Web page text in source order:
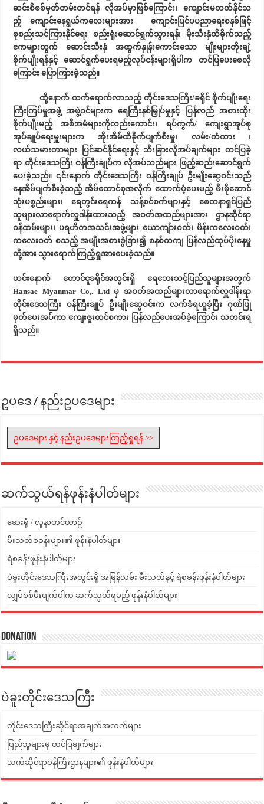
ဆင်းစိစစ်မှတ်တမ်းတင်ရန် လိုအပ်မှာဖြစ်ကြောင်း၊ ကျောင်းမတတ်နိုင်သ
ည့် ကျောင်းနေရွယ်ကလေးများအား ကျောင်းပြင်ပပညာရေးစနစ်ဖြင့်
စုစည်းသင်ကြားနိုင်ရေး စည်းရုံးဆောင်ရွက်သွားရန်၊ မိုးသီးနှံထိခိုက်သည့်
ဧကများတွက် ဆောင်းသီးနှံ အထွက်နှုန်းကောင်းသော မျိုးများတိုးချဲ့
စိုက်ပျိုးရန်နှင့် ဆောင်ရွက်ပေးရမည့်လုပ်ငန်းများရှိပါက တင်ပြပေးစေလို
ကြောင်း ပြောကြားခဲ့သည်။
ထို့နောက် တက်ရောက်လာသည့် တိုင်းဒေသကြီး/ခရိုင် စိုက်ပျိုးရေး
ကြီးကြပ်မှုအဖွဲ့ အဖွဲ့ဝင်များက ရေကြီးနစ်မြှုပ်မှုနှင့် ပြန်လည် အစားထိုး
စိုက်ပျိုးမည့် အစီအမံများကိုလည်းကောင်း၊ ရပ်ကွက်/ ကျေးရွာအုပ်စု
အုပ်ချုပ်ရေးမှူးများက အိုးအိမ်ထိခိုက်ပျက်စီးမှု၊ လမ်း/တံတား ၊
လယ်သမားတာများ ပြင်ဆင်နိုင်ရေးနှင့် သီးခြားလိုအပ်ချက်များ တင်ပြခဲ့
ရာ တိုင်းဒေသကြီး ဝန်ကြီးချုပ်က လိုအပ်သည်များ ဖြည့်ဆည်းဆောင်ရွက်
ပေးခဲ့သည်။ ၎င်းနောက် တိုင်းဒေသကြီး ဝန်ကြီးချုပ် ဦးမျိုးဆွေဝင်းသည်
နေအိမ်ပျက်စီးခဲ့သည့် အိမ်ထောင်စုအလိုက် ထောက်ပံ့ပေးမည့် မီးဖိုဆောင်
သုံးပစ္စည်းများ၊ ရေတွင်းရေကန် သန့်စင်စက်များနှင့် စေတနာရှင်ပြည်
သူများလာရောက်လှူဒါန်းထားသည့် အဝတ်အထည်များအား ဌာနဆိုင်ရာ
ဝန်ထမ်းများ၊ ပရဟိတအသင်းအဖွဲ့များ ယောကျ်ားဝတ်၊ မိန်းကလေးဝတ်၊
ကလေးဝတ် စသည့် အမျိုးအစားခွဲခြား၍ စနစ်တကျ ပြန်လည်ထုပ်ပိုးနေမှု
တို့အား သွားရောက်ကြည့်ရှုအားပေးခဲ့သည်။
ယင်းနောက် တောင်ငူခရိုင်အတွင်းရှိ ရေဘေးသင့်ပြည်သူများအတွက်
Hansae Myanmar Co,. Ltd မှ အဝတ်အထည်များလာရောက်လှူဒါန်းရာ
တိုင်းဒေသကြီး ဝန်ကြီးချုပ် ဦးမျိုးဆွေဝင်းက လက်ခံရယူခဲ့ပြီး ဂုဏ်ပြု
မှတ်ပေးအပ်ကာ ကျေးဇူးတင်စကား ပြန်လည်ပေးအပ်ခဲ့ကြောင်း သတင်းရ
ရှိသည်။
ဥပဒေ / နည်းဥပဒေများ
ဥပဒေများ နှင့် နည်းဥပဒေများကြည့်ရှုရန် >>
ဆက်သွယ်ရန်ဖုန်းနံပါတ်များ
ဆေးရုံ / လူနာတင်ယာဉ်
မီးသတ်စခန်းများ၏ ဖုန်းနံပါတ်များ
ရဲစခန်းဖုန်းနံပါတ်များ
ပဲခူးတိုင်းဒေသကြီးအတွင်းရှိ အမြန်လမ်း မီးသတ်နှင့် ရဲစခန်းဖုန်းနံပါတ်များ
လျှပ်စစ်မီးပျက်ပါက ဆက်သွယ်ရမည့် ဖုန်းနံပါတ်များ
Donation
ပဲခူးတိုင်းဒေသကြီး
တိုင်းဒေသကြီးဆိုင်ရာအချက်အလက်များ
ပြည်သူများမှ တင်ပြချက်များ
သက်ဆိုင်ရာဝန်ကြီးဌာနများ၏ ဖုန်းနံပါတ်များ